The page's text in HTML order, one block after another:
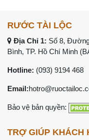
RƯỚC TÀI LỘC
Địa Chỉ 1: Số 8,
Bình, TP. Hồ Chí Minh (
Hotline: (093) 9194 468
Email:
Bảo vệ bản quyền:
TRỢ GIÚP KHÁCH